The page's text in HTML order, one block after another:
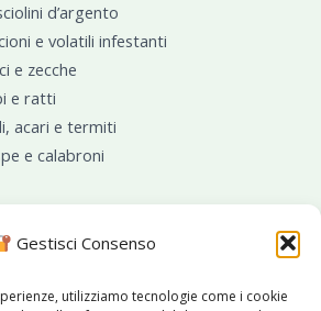
Gestisci Consenso
utilizziamo tecnologie come i cookie
d’argento
e volatili infestanti
e zecche
e ratti
acari e termiti
e calabroni